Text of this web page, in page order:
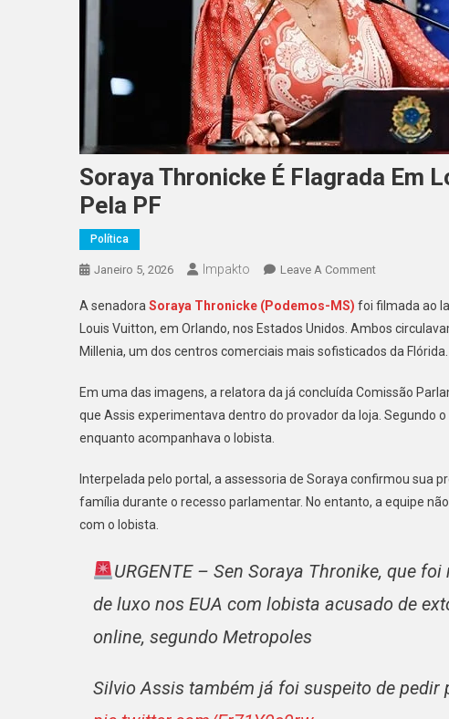
Soraya Thronicke É Flagrada Em
Pela PF
Política
Janeiro 5, 2026 Impakto Leave A CommentOn
Thronicke
É
Flagrada
Loja
De
Lobista
Preso
A senadora Soraya Thronicke (Podemos-MS) foi filmada ao
Louis Vuitton, em Orlando, nos Estados Unidos. Ambos
Millenia, um dos centros comerciais mais sofisticados da
Em uma das imagens, a relatora da já concluída Comissão
que Assis experimentava dentro do provador da loja. Segundo
enquanto acompanhava o lobista.
Interpelada pelo portal, a assessoria de Soraya confirmou sua
família durante o recesso parlamentar. No entanto, a equipe
com o lobista.
URGENTE – Sen Soraya Thronike, que
de luxo nos EUA com lobista acusado de
online, segundo Metropoles
Silvio Assis também já foi suspeito de pedir